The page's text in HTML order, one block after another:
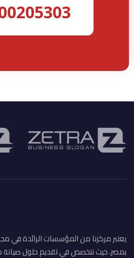
يعتبر مركزنا من المؤسسات الرائدة في
بمصر، حيث نتخصص في تقديم حلول صيانة